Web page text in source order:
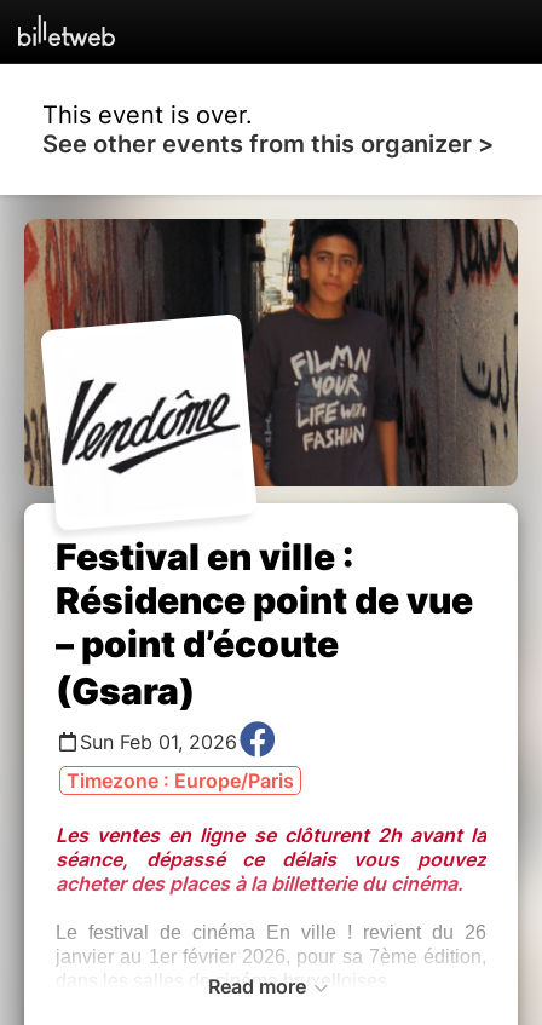
This event is over.
See other events from this organizer >
Festival en ville :
Résidence point de vue
– point d’écoute
(Gsara)
Sun Feb 01, 2026
Timezone : Europe/Paris
Les ventes en ligne se clôturent 2h avant la
séance, dépassé ce délais vous pouvez
acheter des places à la billetterie du cinéma.
Le festival de cinéma En ville ! revient du 26
janvier au 1er février 2026, pour sa 7ème édition,
dans les salles de cinéma bruxelloises.
Read more